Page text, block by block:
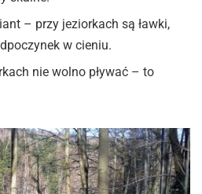
– przy jeziorkach są ławki,
w cieniu.
nie wolno pływać – to